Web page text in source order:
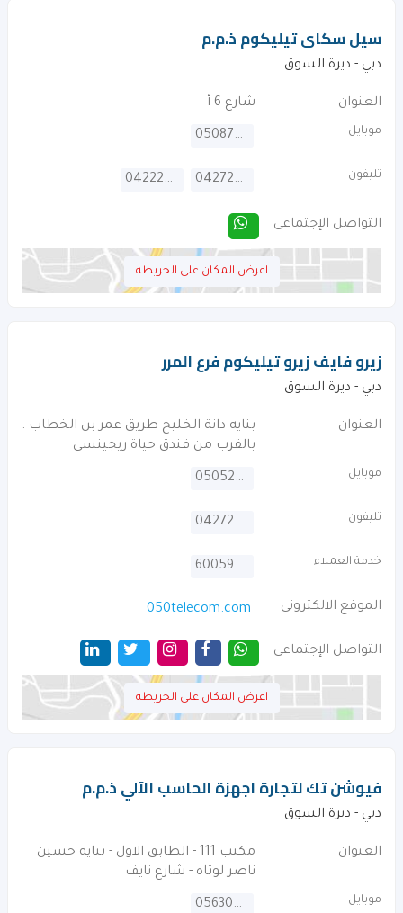
سيل سكاى تيليكوم ذ.م.م
دبي - ديرة السوق
العنوان شارع 6 أ
موبايل 0508720479
تليفون 042725749
042227317
التواصل الإجتماعى
اعرض المكان على الخريطه
زيرو فايف زيرو تيليكوم فرع المرر
دبي - ديرة السوق
العنوان
بنايه دانة الخليج طريق عمر بن الخطاب .
بالقرب من فندق حياة ريجينسى
موبايل 0505256851
تليفون 042722221
خدمة العملاء 600599990
الموقع الالكترونى 050telecom.com
التواصل الإجتماعى
اعرض المكان على الخريطه
فيوشن تك لتجارة اجهزة الحاسب الآلي ذ.م.م
دبي - ديرة السوق
العنوان
مكتب 111 - الطابق الاول - بناية حسين
ناصر لوتاه - شارع نايف
موبايل 0563005253